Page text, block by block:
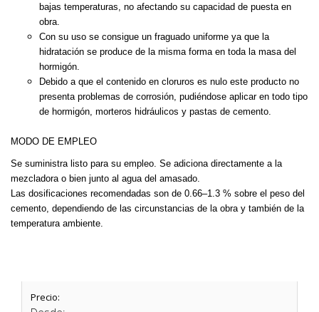
bajas temperaturas, no afectando su capacidad de puesta en
obra.
Con su uso se consigue un fraguado uniforme ya que la
hidratación se produce de la misma forma en toda la masa del
hormigón.
Debido a que el contenido en cloruros es nulo este producto no
presenta problemas de corrosión, pudiéndose aplicar en todo tipo
de hormigón, morteros hidráulicos y pastas de cemento.
MODO DE EMPLEO
Se suministra listo para su empleo. Se adiciona directamente a la
mezcladora o bien junto al agua del amasado.
Las dosificaciones recomendadas son de 0.66–1.3 % sobre el peso del
cemento, dependiendo de las circunstancias de la obra y también de la
temperatura ambiente.
Precio: